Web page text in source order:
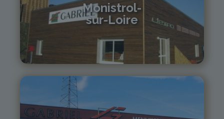
Monistrol-
sur-Loire
monistrol@gabriel-sa.fr